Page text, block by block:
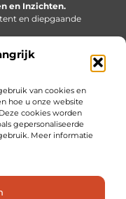
van cookies en
hoe u onze website
cookies worden
gepersonaliseerde
Meer informatie
en Inzichten.
en diepgaande